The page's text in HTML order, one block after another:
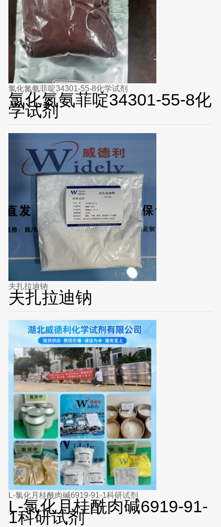
氯化氮氨菲啶34301-55-8化学试剂
氯化氮氨菲啶34301-55-8化
学试剂
夫扎拉迪钠
夫扎拉迪钠
L-氯化月桂酰肉碱6919-91-1科研试剂
L-氯化月桂酰肉碱6919-91-
1科研试剂